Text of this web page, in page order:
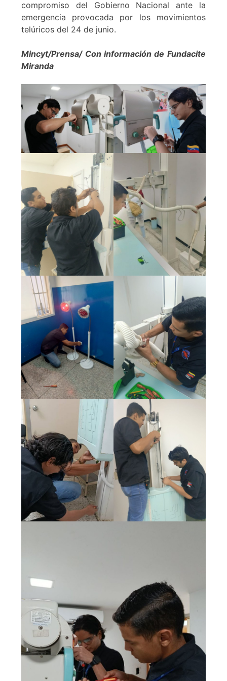
compromiso del Gobierno Nacional ante la
emergencia provocada por los movimientos
telúricos del 24 de junio.
Mincyt/Prensa/ Con información de Fundacite
Miranda